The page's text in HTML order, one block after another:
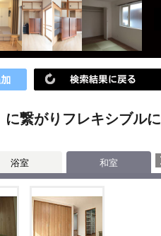
繋がりフレキシブルに
浴室 和室